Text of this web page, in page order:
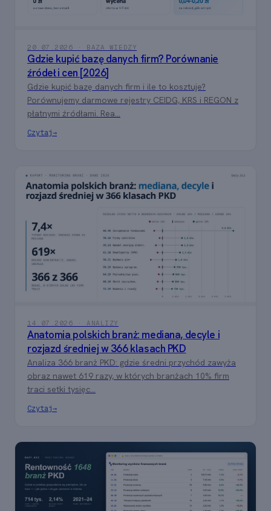
20.07.2026 · BAZA WIEDZY
Gdzie kupić bazę danych firm? Porównanie
źródeł i cen [2026]
Gdzie kupić bazę danych firm i ile to kosztuje?
Porównujemy darmowe rejestry CEIDG, KRS i REGON z
płatnymi źródłami. Rea...
Czytaj→
14.07.2026 · ANALIZY
Anatomia polskich branż: mediana, decyle i
rozjazd średniej w 366 klasach PKD
Analiza 366 branż PKD: gdzie średni przychód zawyża
obraz nawet 619 razy, w których branżach 10% firm
traci setki tysięc...
Czytaj→